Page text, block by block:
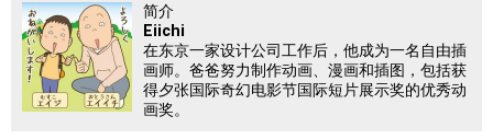
简介
Eiichi
在东京一家设计公司工作后，他成为一名自由插
画师。爸爸努力制作动画、漫画和插图，包括获
得夕张国际奇幻电影节国际短片展示奖的优秀动
画奖。